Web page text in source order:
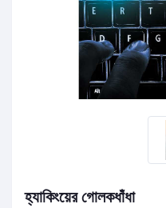
হ্যাকিংয়ের গোলকধাঁধা